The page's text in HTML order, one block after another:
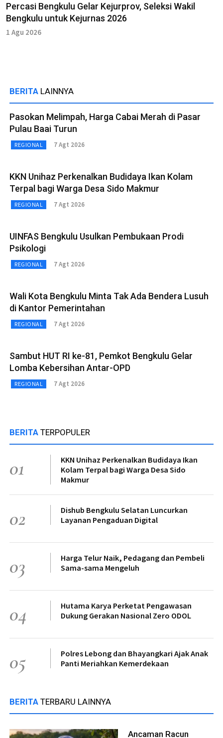
Percasi Bengkulu Gelar Kejurprov, Seleksi Wakil
Bengkulu untuk Kejurnas 2026
1 Agu 2026
BERITA LAINNYA
Pasokan Melimpah, Harga Cabai Merah di Pasar
Pulau Baai Turun
REGIONAL 7 Agt 2026
KKN Unihaz Perkenalkan Budidaya Ikan Kolam
Terpal bagi Warga Desa Sido Makmur
REGIONAL 7 Agt 2026
UINFAS Bengkulu Usulkan Pembukaan Prodi
Psikologi
REGIONAL 7 Agt 2026
Wali Kota Bengkulu Minta Tak Ada Bendera Lusuh
di Kantor Pemerintahan
REGIONAL 7 Agt 2026
Sambut HUT RI ke-81, Pemkot Bengkulu Gelar
Lomba Kebersihan Antar-OPD
REGIONAL 7 Agt 2026
BERITA TERPOPULER
01
KKN Unihaz Perkenalkan Budidaya Ikan
Kolam Terpal bagi Warga Desa Sido
Makmur
02
Dishub Bengkulu Selatan Luncurkan
Layanan Pengaduan Digital
03
Harga Telur Naik, Pedagang dan Pembeli
Sama-sama Mengeluh
04
Hutama Karya Perketat Pengawasan
Dukung Gerakan Nasional Zero ODOL
05
Polres Lebong dan Bhayangkari Ajak Anak
Panti Meriahkan Kemerdekaan
BERITA TERBARU LAINNYA
Ancaman Racun